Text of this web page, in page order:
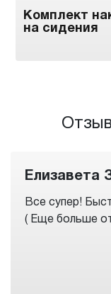
Комплект
на сидения
Елизавета
Все супер!
( Еще больше